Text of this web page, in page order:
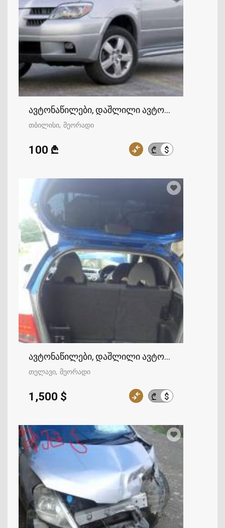
ავტონაწილები, დაშლილი ავტომობილები
თბილისი მეორადი
₾ $
100 ₾
ავტონაწილები, დაშლილი ავტომობილები
თელავი მეორადი
₾ $
1,500 $